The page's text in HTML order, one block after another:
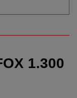
1.300